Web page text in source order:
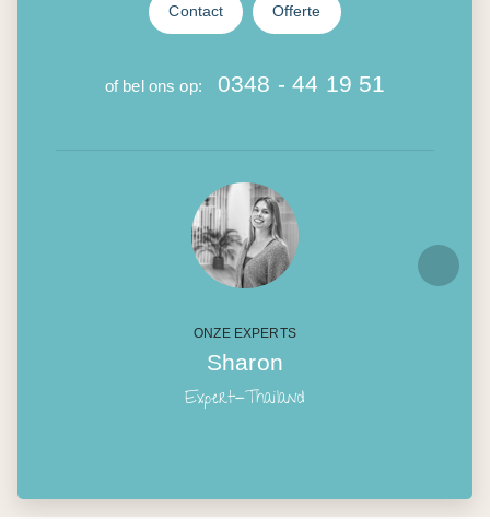
Contact Offerte
of bel ons op: 0348 - 44 19 51
ONZE EXPERTS
Sharon
Expert-Thailand